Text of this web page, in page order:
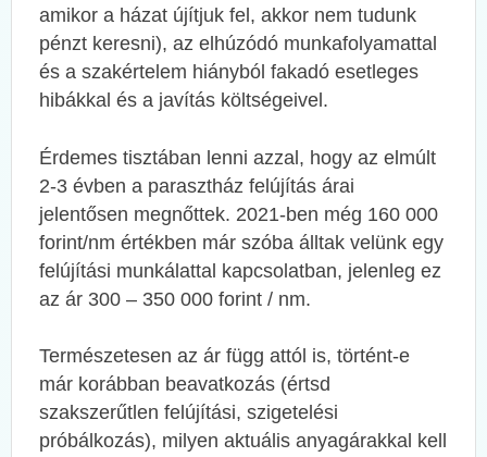
amikor a házat újítjuk fel, akkor nem tudunk
pénzt keresni), az elhúzódó munkafolyamattal
és a szakértelem hiányból fakadó esetleges
hibákkal és a javítás költségeivel.
Érdemes tisztában lenni azzal, hogy az elmúlt
2-3 évben a parasztház felújítás árai
jelentősen megnőttek. 2021-ben még 160 000
forint/nm értékben már szóba álltak velünk egy
felújítási munkálattal kapcsolatban, jelenleg ez
az ár 300 – 350 000 forint / nm.
Természetesen az ár függ attól is, történt-e
már korábban beavatkozás (értsd
szakszerűtlen felújítási, szigetelési
próbálkozás), milyen aktuális anyagárakkal kell